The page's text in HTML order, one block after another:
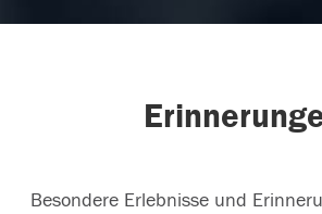
Besondere Erlebnisse und